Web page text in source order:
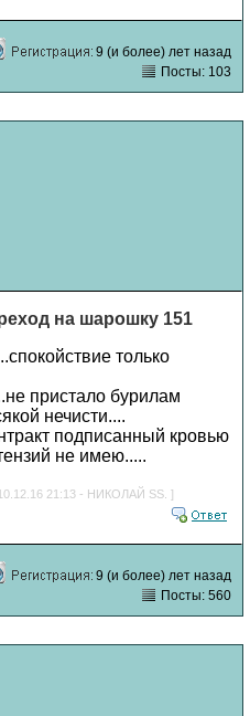
9 (и более) лет назад
Посты: 103
на шарошку 151
только
пристало бурилам
нечисти....
подписанный кровью
не имею.....
21:13 - НИКОЛАЙ SS. ]
9 (и более) лет назад
Посты: 560